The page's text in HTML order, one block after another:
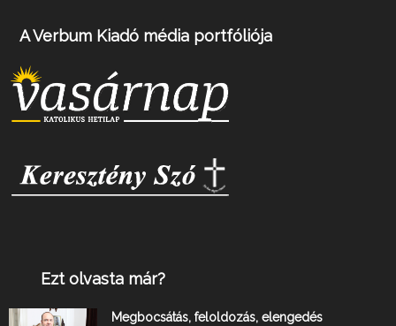
A Verbum Kiadó média portfóliója
Ezt olvasta már?
Megbocsátás, feloldozás, elengedés